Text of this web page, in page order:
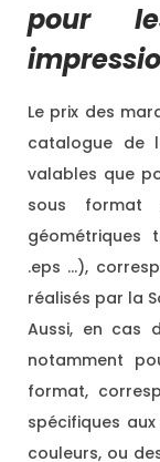
pour
Le prix des
catalogue de
valables que
sous format
géométriques
.eps …),
réalisés par la
Aussi, en cas
notamment
format,
spécifiques
couleurs, ou